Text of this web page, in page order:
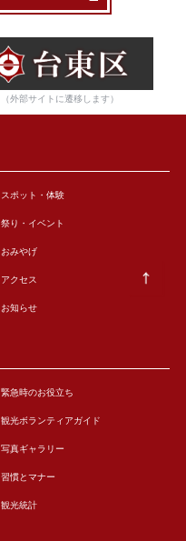
（外部サイトに遷移します）
スポット・体験
祭り・イベント
おみやげ
アクセス
お知らせ
緊急時のお役立ち
観光ボランティアガイド
写真ギャラリー
習慣とマナー
観光統計